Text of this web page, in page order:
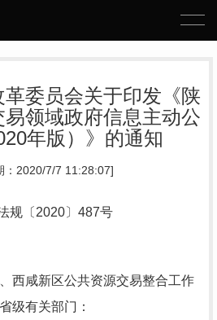
委员会关于印发《陕
领域政府信息主动公
年版）》的通知
：2020/7/7 11:28:07]
规〔2020〕487号
西咸新区公共资源交易整合工作
级有关部门：